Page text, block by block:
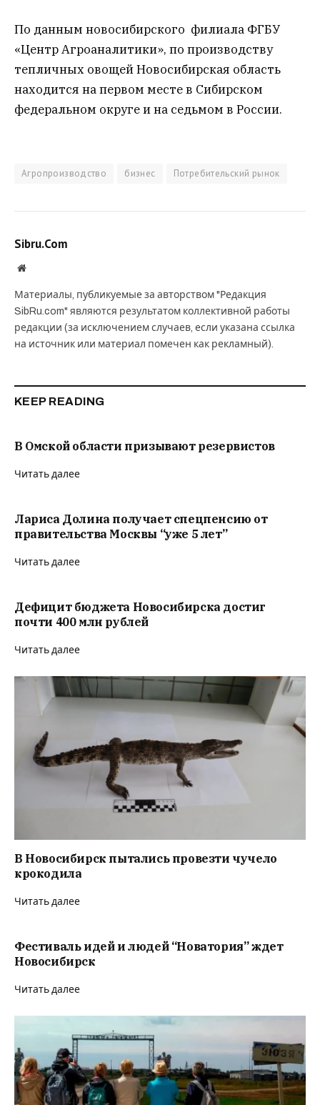
По данным новосибирского филиала ФГБУ
«Центр Агроаналитики», по производству
тепличных овощей Новосибирская область
находится на первом месте в Сибирском
федеральном округе и на седьмом в России.
Агропроизводство бизнес Потребительский рынок
Sibru.Com
Website
Материалы, публикуемые за авторством "Редакция
SibRu.com" являются результатом коллективной работы
редакции (за исключением случаев, если указана ссылка
на источник или материал помечен как рекламный).
KEEP READING
В Омской области призывают резервистов
Читать далее
Лариса Долина получает спецпенсию от
правительства Москвы “уже 5 лет”
Читать далее
Дефицит бюджета Новосибирска достиг
почти 400 млн рублей
Читать далее
В Новосибирск пытались провезти чучело
крокодила
Читать далее
Фестиваль идей и людей “Новатория” ждет
Новосибирск
Читать далее